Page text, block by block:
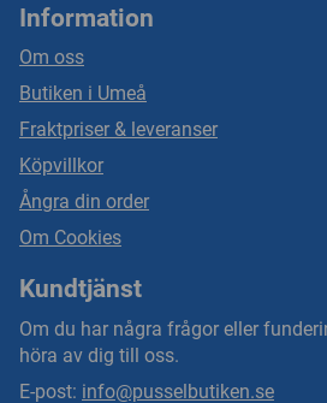
Information
Om oss
Butiken i Umeå
Fraktpriser & leveranser
Köpvillkor
Ångra din order
Om Cookies
Kundtjänst
Om du har några frågor eller
höra av dig till oss.
E-post: info@pusselbutiken.se